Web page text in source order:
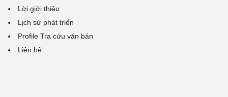
Lời giới thiệu
Lịch sử phát triển
Profile Tra cứu văn bản
Liên hệ